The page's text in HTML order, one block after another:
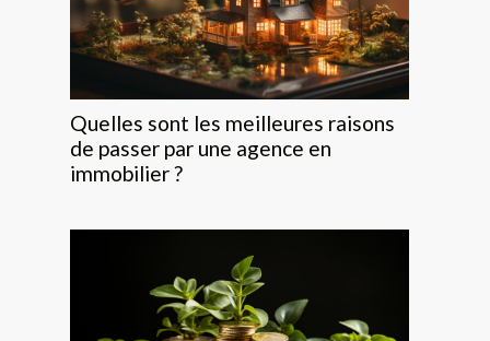
Quelles sont les meilleures raisons
de passer par une agence en
immobilier ?